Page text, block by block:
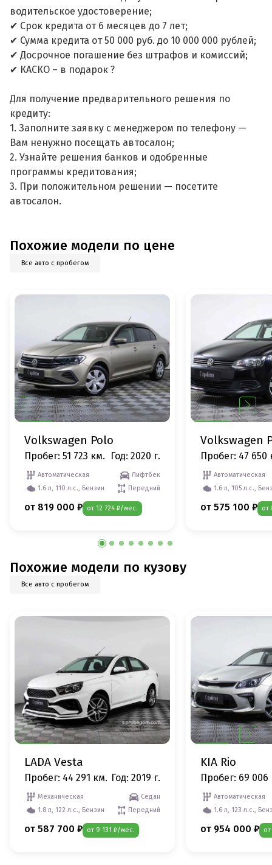
водительское удостоверение;
✔ Срок кредита от 6 месяцев до 7 лет;
✔ Сумма кредита от 50 000 руб. до 10 000 000 рублей;
✔ Досрочное погашение без штрафов и комиссий;
✔ КАСКО – в подарок ?
Для получение предварительного решения по
кредиту:
1. Заполните заявку с менеджером по телефону —
Вам ненужно посещать автосалон;
2. Узнайте решения банков и одобренные
программы кредитования;
3. При положительном решении — посетите
автосалон.
Похожие модели по цене
Все авто с пробегом
Volkswagen Polo
Пробег: 51 723 км. Год: 2020 г.
Автоматическая
Лифтбек
1.6 л, 110 л.с., Бензин
Передний
от 819 000 ₽ от 12 724 ₽/мес.
Volkswagen
Пробег: 47 650
Автоматическая
1.6 л, 105 л.с.,
от 575 100 ₽ от
Похожие модели по кузову
Все авто с пробегом
LADA Vesta
Пробег: 44 291 км. Год: 2019 г.
Механическая
Седан
1.8 л, 122 л.с., Бензин
Передний
от 587 700 ₽ от 9 131 ₽/мес.
KIA Rio
Пробег: 69 006
Автоматическая
1.6 л, 123 л.с.,
от 954 000 ₽